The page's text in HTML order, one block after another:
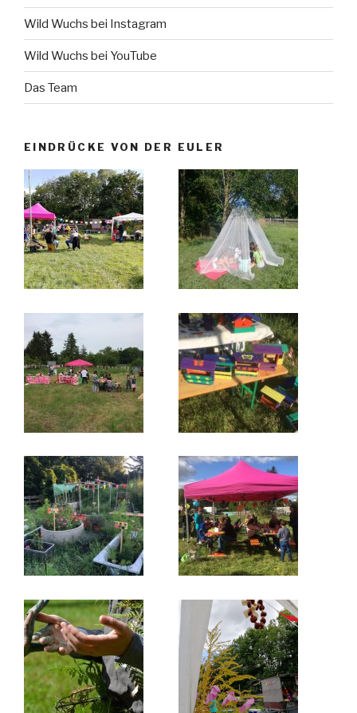
Wild Wuchs bei Instagram
Wild Wuchs bei YouTube
Das Team
EINDRÜCKE VON DER EULER